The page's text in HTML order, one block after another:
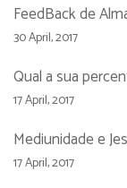
FeedBack de
30 April, 2017
Qual a sua
17 April, 2017
Mediunidade e
17 April, 2017